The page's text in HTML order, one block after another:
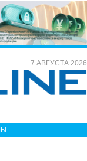
7 АВГУСТА 2026